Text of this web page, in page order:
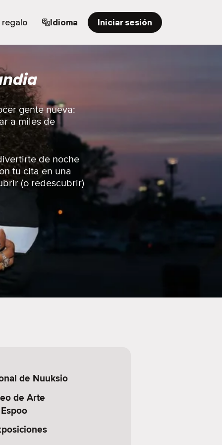
regalo Idioma Iniciar sesión
gente nueva:
a miles de
de noche
tu cita en una
(o redescubrir)
de Nuuksio
de Arte